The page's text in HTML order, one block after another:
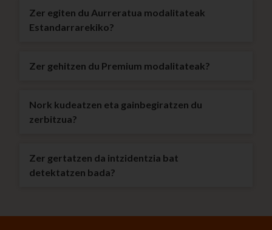
Zer egiten du Aurreratua modalitateak
Estandarrarekiko?
Zer gehitzen du Premium modalitateak?
Nork kudeatzen eta gainbegiratzen du
zerbitzua?
Zer gertatzen da intzidentzia bat
detektatzen bada?